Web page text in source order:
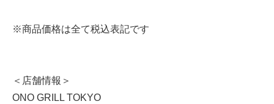
※商品価格は全て税込表記です
＜店舗情報＞
ONO GRILL TOKYO